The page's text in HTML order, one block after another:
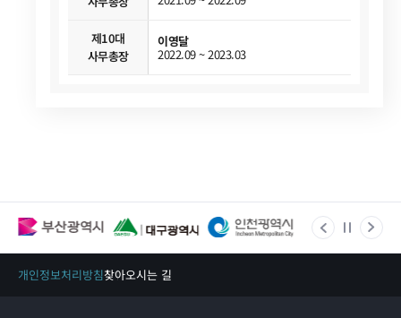
제10대
사무총장
이영달
2022.09 ~ 2023.03
개인정보처리방침찾아오시는 길